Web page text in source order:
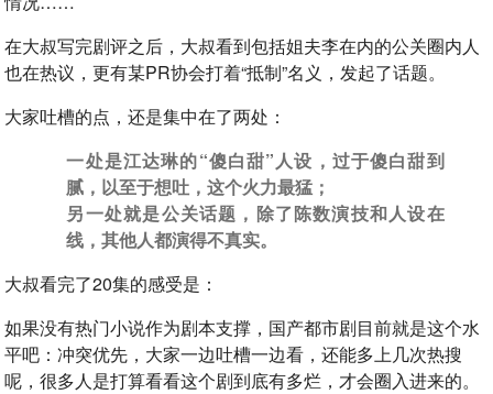
在大叔写完剧评之后，大叔看到包括姐夫李在内的公关圈内人
也在热议，更有某PR协会打着“抵制”名义，发起了话题。
大家吐槽的点，还是集中在了两处：
一处是江达琳的“傻白甜”人设，过于傻白甜到
腻，以至于想吐，这个火力最猛；
另一处就是公关话题，除了陈数演技和人设在
线，其他人都演得不真实。
大叔看完了20集的感受是：
如果没有热门小说作为剧本支撑，国产都市剧目前就是这个水
平吧：冲突优先，大家一边吐槽一边看，还能多上几次热搜
呢，很多人是打算看看这个剧到底有多烂，才会圈入进来的。